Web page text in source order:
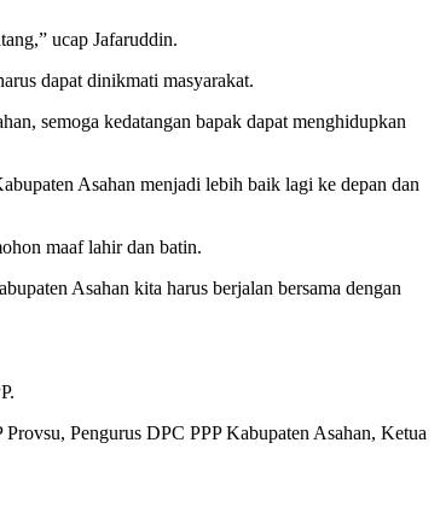
ucap Jafaruddin.
dapat dinikmati masyarakat.
semoga kedatangan bapak dapat menghidupkan
Asahan menjadi lebih baik lagi ke depan dan
maaf lahir dan batin.
Asahan kita harus berjalan bersama dengan
Pengurus DPC PPP Kabupaten Asahan, Ketua